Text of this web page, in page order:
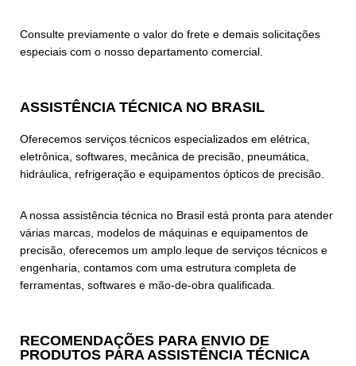
Consulte previamente o valor do frete e demais solicitações
especiais com o nosso departamento comercial.
ASSISTÊNCIA TÉCNICA NO BRASIL
Oferecemos serviços técnicos especializados em elétrica,
eletrônica, softwares, mecânica de precisão, pneumática,
hidráulica, refrigeração e equipamentos ópticos de precisão.
A nossa assistência técnica no Brasil está pronta para atender
várias marcas, modelos de máquinas e equipamentos de
precisão, oferecemos um amplo leque de serviços técnicos e
engenharia, contamos com uma estrutura completa de
ferramentas, softwares e mão-de-obra qualificada.
RECOMENDAÇÕES PARA ENVIO DE
PRODUTOS PARA ASSISTÊNCIA TÉCNICA